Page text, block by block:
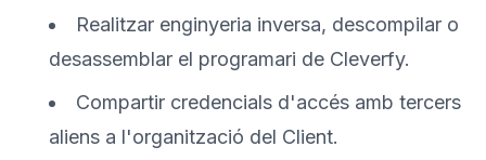
Realitzar enginyeria inversa, descompilar o
desassemblar el programari de Cleverfy.
Compartir credencials d'accés amb tercers
aliens a l'organització del Client.